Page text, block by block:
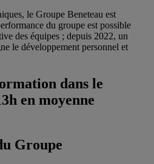
le Groupe Beneteau est
du groupe est possible
des équipes ; depuis 2022, un
le développement personnel et
dans le
en moyenne
Groupe